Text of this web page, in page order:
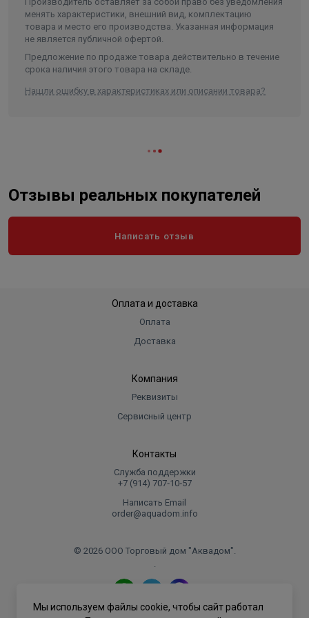
менять характеристики, внешний вид, комплектацию
товара и место его производства. Указанная информация
не является публичной офертой.
Предложение по продаже товара действительно в течение
срока наличия этого товара на складе.
Нашли ошибку в характеристиках или описании товара?
Отзывы реальных покупателей
Написать отзыв
Оплата и доставка
Оплата
Доставка
Компания
Реквизиты
Сервисный центр
Контакты
Служба поддержки
+7 (914) 707‑10‑57
Написать Email
order@aquadom.info
© 2026 ООО Торговый дом "Аквадом".
.
Политика конфиденциальности
Мы используем файлы cookie, чтобы сайт работал